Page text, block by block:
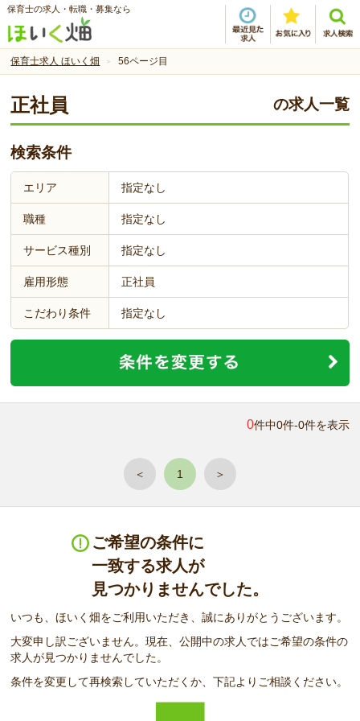
保育士の求人・転職・募集なら
保育士求人 ほいく畑 56ページ目
正社員 の求人一覧
検索条件
エリア 指定なし
職種 指定なし
サービス種別 指定なし
雇用形態 正社員
こだわり条件 指定なし
0件中0件-0件を表示
＜ 1 ＞
ご希望の条件に
一致する求人が
見つかりませんでした。
いつも、ほいく畑をご利用いただき、誠にありがとうございます。
大変申し訳ございません。現在、公開中の求人ではご希望の条件の
求人が見つかりませんでした。
条件を変更して再検索していただくか、下記よりご相談ください。